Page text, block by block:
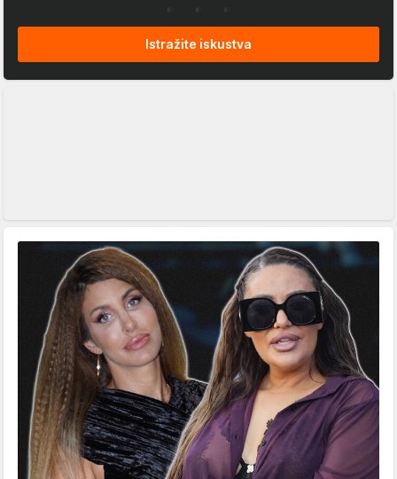
Istražite iskustva